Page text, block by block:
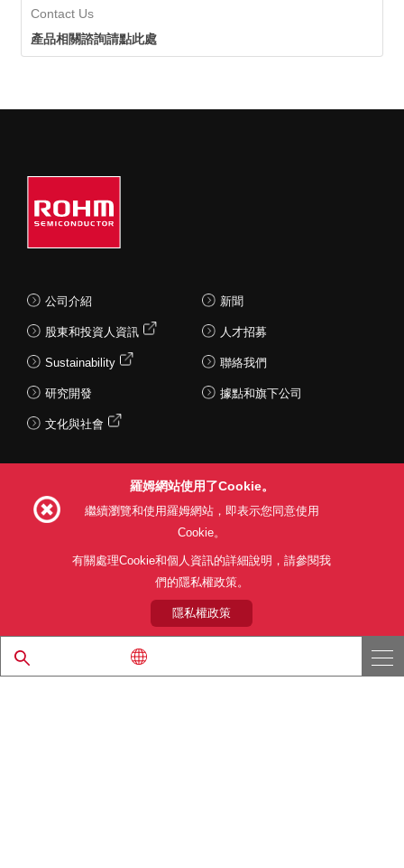
Contact Us
產品相關諮詢請點此處
公司介紹
股東和投資人資訊
Sustainability
研究開發
文化與社會
新聞
人才招募
聯絡我們
據點和旗下公司
利用目的 隱私權政策
關於本公司產品銷售之標準條款(PDF)
© 1997 - 2026 ROHM CO., LTD. ALL RIGHTS RESERVED.
羅姆網站使用了Cookie。
繼續瀏覽和使用羅姆網站，即表示您同意使用
Cookie。
有關處理Cookie和個人資訊的詳細說明，請參閱我
們的隱私權政策。
隱私權政策